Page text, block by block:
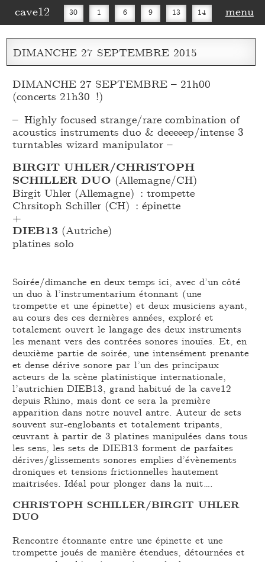
cave12 30 1 6 9 13 14
16 20 27 30
menu
DIMANCHE 27 SEPTEMBRE 2015
DIMANCHE 27 SEPTEMBRE – 21h00
(concerts 21h30 !)
– Highly focused strange/rare combination of
acoustics instruments duo & deeeeep/intense 3
turntables wizard manipulator –
BIRGIT UHLER/CHRISTOPH
SCHILLER DUO (Allemagne/CH)
Birgit Uhler (Allemagne) : trompette
Chrsitoph Schiller (CH) : épinette
+
DIEB13 (Autriche)
platines solo
Soirée/dimanche en deux temps ici, avec d’un côté
un duo à l’instrumentarium étonnant (une
trompette et une épinette) et deux musiciens ayant,
au cours des ces dernières années, exploré et
totalement ouvert le langage des deux instruments
les menant vers des contrées sonores inouïes. Et, en
deuxième partie de soirée, une intensément prenante
et dense dérive sonore par l’un des principaux
acteurs de la scène platinistique internationale,
l’autrichien DIEB13, grand habitué de la cave12
depuis Rhino, mais dont ce sera la première
apparition dans notre nouvel antre. Auteur de sets
souvent sur-englobants et totalement tripants,
œuvrant à partir de 3 platines manipulées dans tous
les sens, les sets de DIEB13 forment de parfaites
dérives/glissements sonores emplies d’évènements
droniques et tensions frictionnelles hautement
maitrisées. Idéal pour plonger dans la nuit….
CHRISTOPH SCHILLER/BIRGIT UHLER
DUO
Rencontre étonnante entre une épinette et une
trompette joués de manière étendues, détournées et